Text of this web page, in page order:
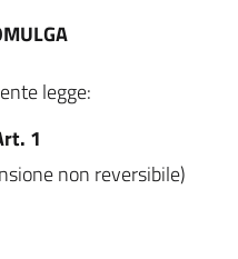
legge:
1
non reversibile)